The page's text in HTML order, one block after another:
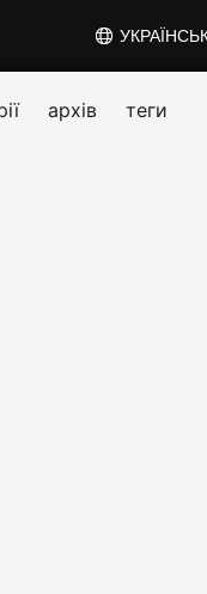
архів теги